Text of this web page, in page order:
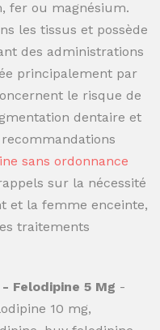
fer ou magnésium.
les tissus et possède
des administrations
principalement par
le risque de
dentaire et
sans ordonnance
sur la nécessité
et la femme enceinte,
traitements
Felodipine 5 Mg -
10 mg,